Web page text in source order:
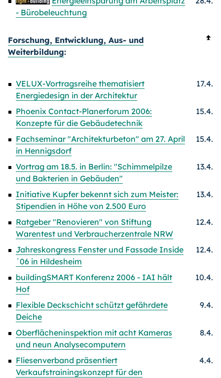
- Bürobeleuchtung
Forschung, Entwicklung, Aus- und
Weiterbildung:
VELUX-Vortragsreihe thematisiert
Energiedesign in der Architektur
17.4.
Phoenix Contact-Planerforum 2006:
Konzepte für die Gebäudetechnik
15.4.
Fachseminar "Architekturbeton" am 27. April
in Hennigsdorf
15.4.
Vortrag am 18.5. in Berlin: "Schimmelpilze
und Bakterien in Gebäuden"
13.4.
Initiative Kupfer bekennt sich zum Meister:
Stipendien in Höhe von 2.500 Euro
13.4.
Ratgeber "Renovieren" von Stiftung
Warentest und Verbraucherzentrale NRW
12.4.
Jahreskongress Fenster und Fassade Inside
´06 in Hildesheim
12.4.
buildingSMART Konferenz 2006 - IAI hält
Hof
10.4.
Flexible Deckschicht schützt gefährdete
Deiche
9.4.
Oberflächeninspektion mit acht Kameras
und neun Analysecomputern
8.4.
Fliesenverband präsentiert
Verkaufstrainingskonzept für den
4.4.